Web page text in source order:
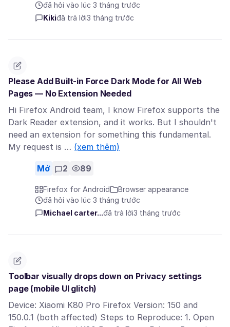
đã hỏi vào lúc 3 tháng trước
Kikiđã trả lời3 tháng trước
Please Add Built-in Force Dark Mode for All Web
Pages — No Extension Needed
Hi Firefox Android team, I know Firefox supports the
Dark Reader extension, and it works. But I shouldn't
need an extension for something this fundamental.
My request is … (xem thêm)
Mở 2 89
Firefox for Android
Browser appearance
đã hỏi vào lúc 3 tháng trước
Michael carter...đã trả lời3 tháng trước
Toolbar visually drops down on Privacy settings
page (mobile UI glitch)
Device: Xiaomi K80 Pro Firefox Version: 150 and
150.0.1 (both affected) Steps to Reproduce: 1. Open